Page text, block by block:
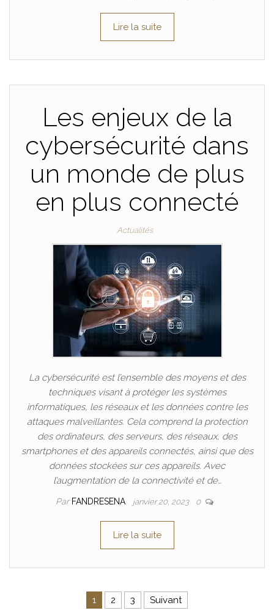
Lire la suite
Les enjeux de la
cybersécurité dans
un monde de plus
en plus connecté
Actualités
La cybersécurité est l’ensemble des moyens et des
techniques visant à protéger les systèmes
informatiques, les réseaux et les données contre les
attaques malveillantes. Cela comprend la protection
des ordinateurs, des serveurs, des réseaux, des
smartphones et des appareils connectés, ainsi que des
données stockées sur ces appareils. Avec
l’augmentation de la connectivité et de…
Par FANDRESENA janvier 20, 2023 0
Lire la suite
Pagination des publications
1 2 3 Suivant